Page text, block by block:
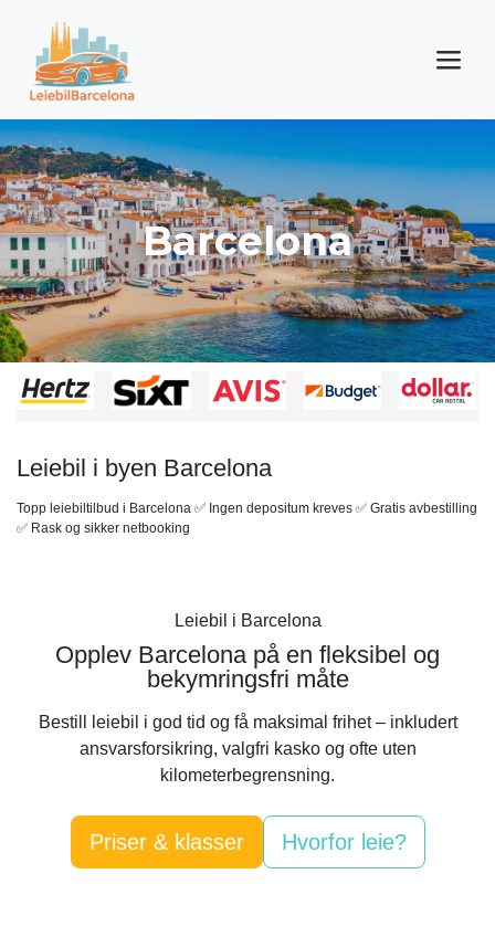
Barcelona
Leiebil i byen Barcelona
Topp leiebiltilbud i Barcelona ✅ Ingen depositum kreves ✅ Gratis avbestilling
✅ Rask og sikker netbooking
Leiebil i Barcelona
Opplev Barcelona på en fleksibel og
bekymringsfri måte
Bestill leiebil i god tid og få maksimal frihet – inkludert
ansvarsforsikring, valgfri kasko og ofte uten
kilometerbegrensning.
Priser & klasser Hvorfor leie?